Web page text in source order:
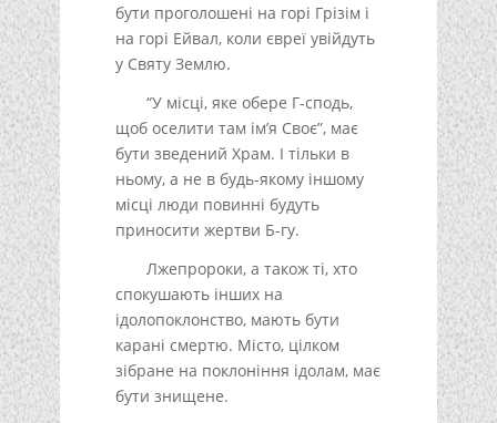
бути проголошені на горі Грізім і
на горі Ейвал, коли євреї увійдуть
у Святу Землю.
“У місці, яке обере Г-сподь,
щоб оселити там ім’я Своє”, має
бути зведений Храм. І тільки в
ньому, а не в будь-якому іншому
місці люди повинні будуть
приносити жертви Б-гу.
Лжепророки, а також ті, хто
спокушають інших на
ідолопоклонство, мають бути
карані смертю. Місто, цілком
зібране на поклоніння ідолам, має
бути знищене.